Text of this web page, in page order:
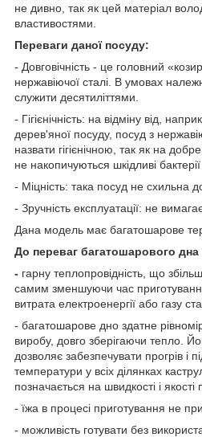
не дивно, так як цей матеріал
властивостями.
Переваги даної посуду:
- Довговічність - це головний
нержавіючої сталі. В умовах
служити десятиліттями.
- Гігієнічність: на відміну від,
дерев'яної посуду, посуд з
назвати гігієнічною, так як на
не накопичуються шкідливі
- Міцність: така посуд не схильна
- Зручність експлуатації: не
Дана модель має багатошарове
До переваг багатошарового дна
- гарну теплопровідність, що
самим зменшуючи час
витрата електроенергії або газу
- багатошарове дно здатне
виробу, довго зберігаючи тепло.
дозволяє забезпечувати прогрів і
температури у всіх ділянках
позначається на швидкості і якості
- їжа в процесі приготування не
- можливість готувати без